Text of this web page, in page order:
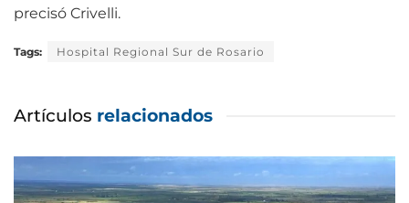
precisó Crivelli.
Tags: Hospital Regional Sur de Rosario
Artículos relacionados